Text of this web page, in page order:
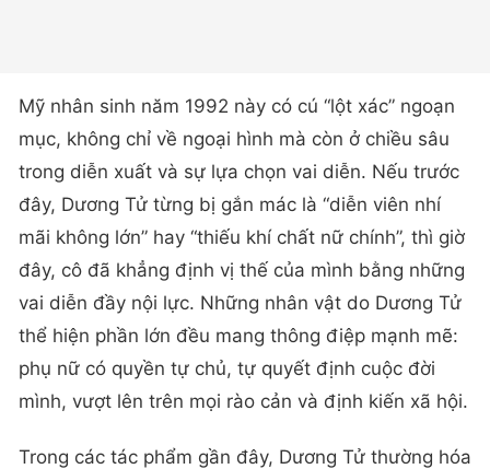
Mỹ nhân sinh năm 1992 này có cú “lột xác” ngoạn
mục, không chỉ về ngoại hình mà còn ở chiều sâu
trong diễn xuất và sự lựa chọn vai diễn. Nếu trước
đây, Dương Tử từng bị gắn mác là “diễn viên nhí
mãi không lớn” hay “thiếu khí chất nữ chính”, thì giờ
đây, cô đã khẳng định vị thế của mình bằng những
vai diễn đầy nội lực. Những nhân vật do Dương Tử
thể hiện phần lớn đều mang thông điệp mạnh mẽ:
phụ nữ có quyền tự chủ, tự quyết định cuộc đời
mình, vượt lên trên mọi rào cản và định kiến xã hội.
Trong các tác phẩm gần đây, Dương Tử thường hóa